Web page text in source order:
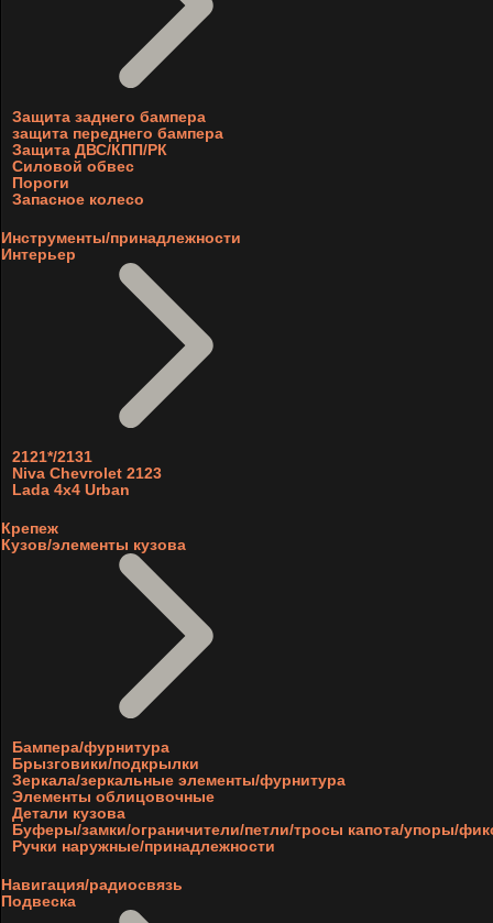
Защита заднего бампера
защита переднего бампера
Защита ДВС/КПП/РК
Силовой обвес
Пороги
Запасное колесо
Инструменты/принадлежности
Интерьер
2121*/2131
Niva Chevrolet 2123
Lada 4x4 Urban
Крепеж
Кузов/элементы кузова
Бампера/фурнитура
Брызговики/подкрылки
Зеркала/зеркальные элементы/фурнитура
Элементы облицовочные
Детали кузова
Буферы/замки/ограничители/петли/тросы капота/упоры/
Ручки наружные/принадлежности
Навигация/радиосвязь
Подвеска